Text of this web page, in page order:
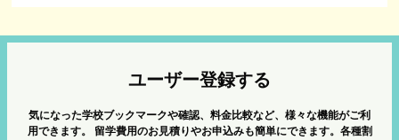
ユーザー登録する
気になった学校ブックマークや確認、料金比較など、様々な機能がご利
用できます。
留学費用のお見積りやお申込みも簡単にできます。各種割